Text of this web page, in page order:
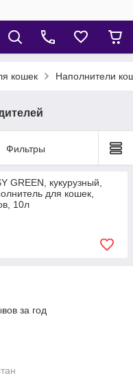
кошек Наполнители
Фильтры
GREEN, кукурузный,
для кошек,
10л
за год